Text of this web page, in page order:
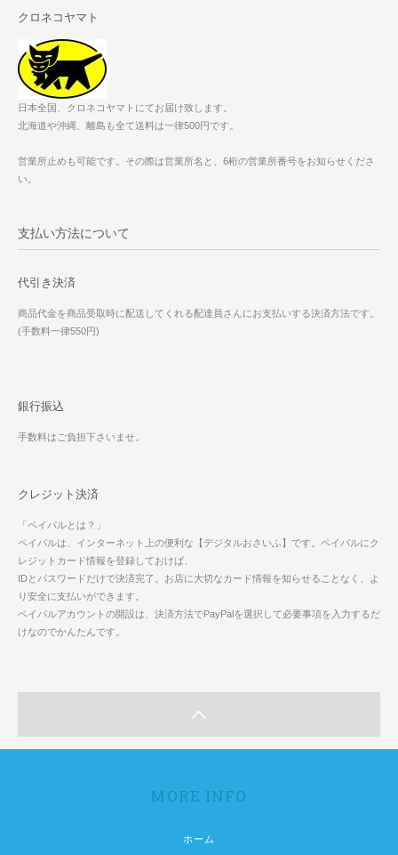
クロネコヤマト
日本全国、クロネコヤマトにてお届け致します。
北海道や沖縄、離島も全て送料は一律500円です。
営業所止めも可能です。その際は営業所名と、6桁の営業所番号をお知らせくださ
い。
支払い方法について
代引き決済
商品代金を商品受取時に配送してくれる配達員さんにお支払いする決済方法です。
(手数料一律550円)
銀行振込
手数料はご負担下さいませ。
クレジット決済
「ペイパルとは？」
ペイパルは、インターネット上の便利な【デジタルおさいふ】です。ペイパルにク
レジットカード情報を登録しておけば、
IDとパスワードだけで決済完了。お店に大切なカード情報を知らせることなく、よ
り安全に支払いができます。
ペイパルアカウントの開設は、決済方法でPayPalを選択して必要事項を入力するだ
けなのでかんたんです。
MORE INFO
ホーム